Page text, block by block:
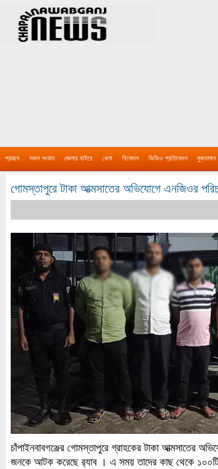
প্রচ্ছদ সকল সংবাদ জেলার বাইরে খেলা বিনোদন ভিডিও প্রতিবেদন মুক্তাঙ্গন
গোমস্তাপুরে টাকা আত্মসাতের অভিযোগে এনজিওর
চাঁপাইনবাবগঞ্জের গোমস্তাপুরে গ্রাহকের টাকা আত্মসাতের
জনকে আটক করেছে র‌্যাব । এ সময় তাদের কাছ থেকে